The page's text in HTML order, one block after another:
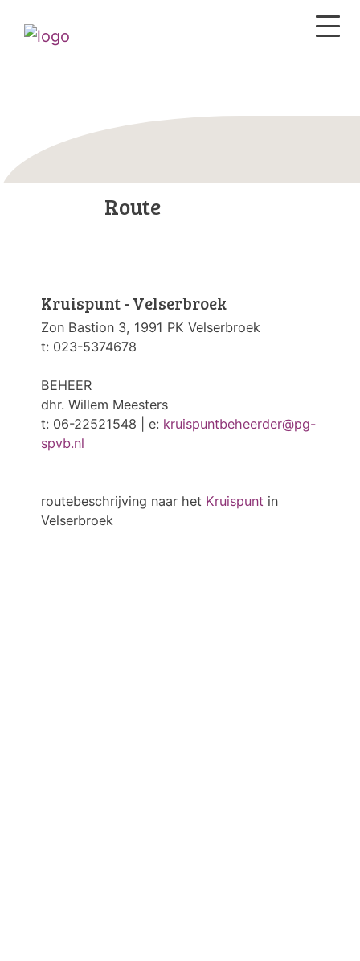
Route
Kruispunt - Velserbroek
Zon Bastion 3, 1991 PK Velserbroek
t: 023-5374678
BEHEER
dhr. Willem Meesters
t: 06-22521548 | e: kruispuntbeheerder@pg-
spvb.nl
routebeschrijving naar het Kruispunt in
Velserbroek